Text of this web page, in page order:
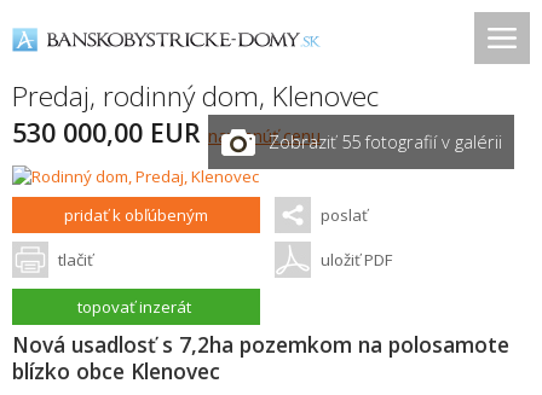
Predaj, rodinný dom, Klenovec
530 000,00 EUR navrhnúť cenuZobraziť 55 fotografií v galérii
pridať k obľúbeným poslať
tlačiť uložiť PDF
topovať inzerát
Nová usadlosť s 7,2ha pozemkom na polosamote
blízko obce Klenovec